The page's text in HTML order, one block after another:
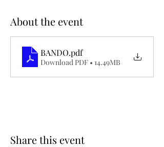
About the event
BANDO.pdf
Download PDF • 14.49MB
Share this event